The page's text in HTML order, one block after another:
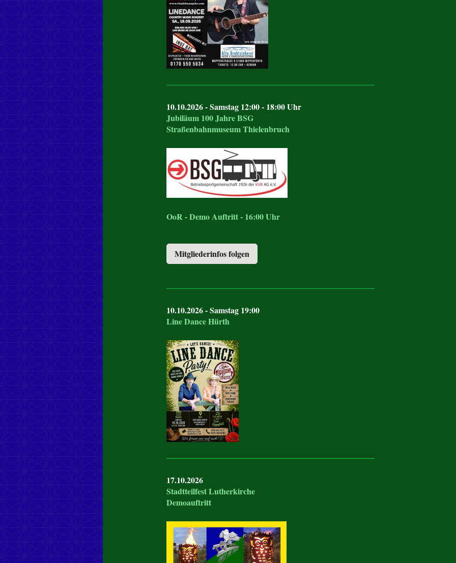
10.10.2026 - Samstag 12:00 - 18:00 Uhr
Jubiläum 100 Jahre BSG
Straßenbahnmuseum Thielenbruch
OoR - Demo Auftritt - 16:00 Uhr
Mitgliederinfos folgen
10.10.2026 - Samstag 19:00
Line Dance Hürth
17.10.2026
Stadtteilfest Lutherkirche
Demoauftritt